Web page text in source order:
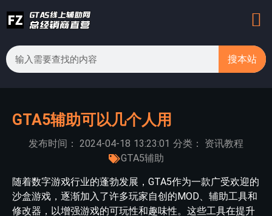
搜本站
GTA5辅助可以几个人用
发布时间： 2024-04-18 13:23:01 分类：
资讯教程
GTA5辅助
随着数字游戏行业的蓬勃发展，GTA5作为一款广受欢迎的
沙盒游戏，逐渐加入了许多玩家自创的MOD、辅助工具和
修改器，以增强游戏的可玩性和趣味性。这些工具在提升